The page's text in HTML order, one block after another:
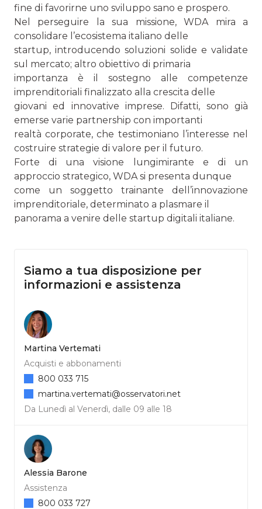
fine di favorirne uno sviluppo sano e prospero.
Nel perseguire la sua missione, WDA mira a
consolidare l’ecosistema italiano delle
startup, introducendo soluzioni solide e validate
sul mercato; altro obiettivo di primaria
importanza è il sostegno alle competenze
imprenditoriali finalizzato alla crescita delle
giovani ed innovative imprese. Difatti, sono già
emerse varie partnership con importanti
realtà corporate, che testimoniano l’interesse nel
costruire strategie di valore per il futuro.
Forte di una visione lungimirante e di un
approccio strategico, WDA si presenta dunque
come un soggetto trainante dell’innovazione
imprenditoriale, determinato a plasmare il
panorama a venire delle startup digitali italiane.
Siamo a tua disposizione per
informazioni e assistenza
Martina Vertemati
Acquisti e abbonamenti
Da Lunedì al Venerdì, dalle 09 alle 18
800 033 715
martina.vertemati@osservatori.net
Alessia Barone
Assistenza
800 033 727